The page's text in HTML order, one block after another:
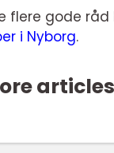
flere gode råd
i Nyborg.